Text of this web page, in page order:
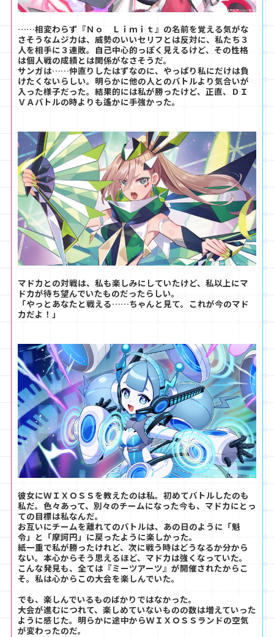
……相変わらず『Ｎｏ Ｌｉｍｉｔ』の名前を覚える気がな
さそうなムジカは、威勢のいいセリフとは反対に、私たち３
人を相手に３連敗。自己中心的っぽく見えるけど、その性格
は個人戦の成績とは関係がなさそうだ。
サンガは……仲直りしたはずなのに、やっぱり私にだけは負
けたくないらしい。明らかに他の人とのバトルより気合いが
入った様子だった。結果的には私が勝ったけど、正直、ＤＩ
ＶＡバトルの時よりも遙かに手強かった。
マドカとの対戦は、私も楽しみにしていたけど、私以上にマ
ドカが待ち望んでいたものだったらしい。
「やっとあなたと戦える……ちゃんと見て。これが今のマド
カだよ！」
彼女にＷＩＸＯＳＳを教えたのは私。初めてバトルしたのも
私だ。色々あって、別々のチームになった今も、マドカにとっ
ての目標は私なんだ。
お互いにチームを離れてのバトルは、あの日のように「魁
令」と「摩訶円」に戻ったように楽しかった。
紙一重で私が勝ったけれど、次に戦う時はどうなるか分から
ない。本心からそう思えるほど、マドカは強くなっていた。
こんな発見も、全ては『ミーツアーツ』が開催されたからこ
そ。私は心からこの大会を楽しんでいた。
でも、楽しんでいるものばかりではなかった。
大会が進むにつれて、楽しめていないものの数は増えていった
ように感じた。明らかに途中からＷＩＸＯＳＳランドの空気
が変わったのだ。